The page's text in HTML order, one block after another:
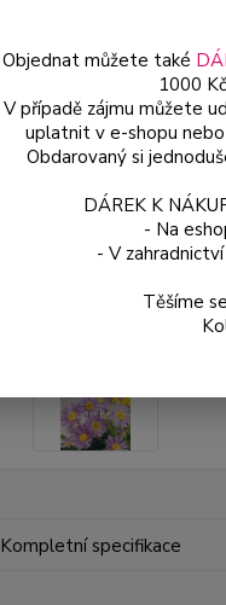
Kompletní specifikace
Objednat můžete také
1000
V případě zájmu můžete
uplatnit v e-shopu nebo
Obdarovaný si
DÁREK K
- Na
- V
Těšíme